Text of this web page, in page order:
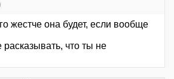
жестче она будет, если вообще
что ты не